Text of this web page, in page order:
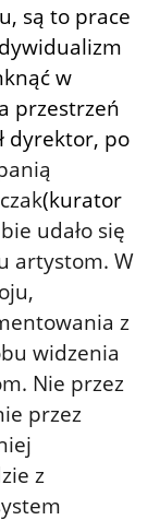
są to prace
w
przestrzeń
dyrektor, po
(kurator
udało się
artystom. W
z
widzenia
Nie przez
przez
z